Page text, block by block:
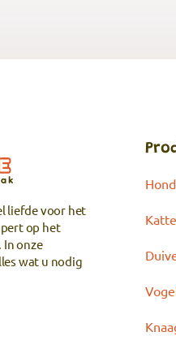
liefde voor het
op het
onze
wat u nodig